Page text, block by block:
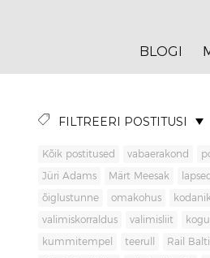
BLOGI
FILTREERI POSTITUSI
Kõik postitused vabaerakond
Jüri Adams Märt Meesak lapsed
õiglustunne omakohus
valimiskorraldus valimisliit
kummitempel teerull Rail